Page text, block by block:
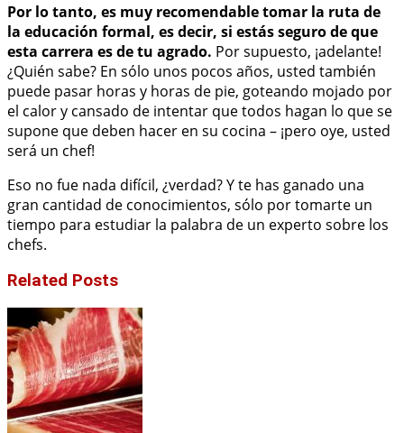
Por lo tanto, es muy recomendable tomar la ruta de
la educación formal, es decir, si estás seguro de que
esta carrera es de tu agrado. Por supuesto, ¡adelante!
¿Quién sabe? En sólo unos pocos años, usted también
puede pasar horas y horas de pie, goteando mojado por
el calor y cansado de intentar que todos hagan lo que se
supone que deben hacer en su cocina – ¡pero oye, usted
será un chef!
Eso no fue nada difícil, ¿verdad? Y te has ganado una
gran cantidad de conocimientos, sólo por tomarte un
tiempo para estudiar la palabra de un experto sobre los
chefs.
Related Posts